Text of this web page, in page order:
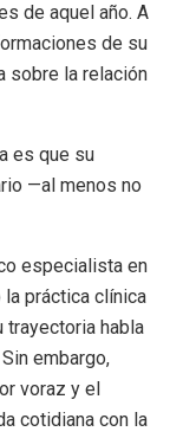
de aquel año. A
de su
sobre la relación
es que su
—al menos no
especialista en
la práctica clínica
habla
embargo,
voraz y el
cotidiana con la